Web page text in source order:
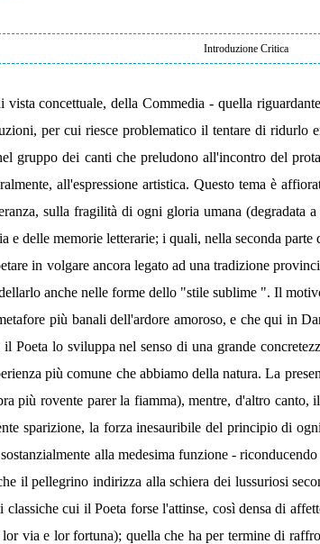
Introduzione Critica
concettuale, della Commedia - quella
per cui riesce problematico il tentare di ridurlo
gruppo dei canti che preludono all'incontro del
all'espressione artistica. Questo tema è
sulla fragilità di ogni gloria umana (degradata
delle memorie letterarie; i quali, nella seconda
in volgare ancora legato ad una tradizione
anche nelle forme dello "stile sublime ". Il
più banali dell'ardore amoroso, e che qui in
lo sviluppa nel senso di una grande
più comune che abbiamo della natura. La
rovente parer la fiamma), mentre, d'altro canto,
sparizione, la forza inesauribile del principio di
alla medesima funzione -
il pellegrino indirizza alla schiera dei lussuriosi
cui il Poeta forse l'attinse, così densa di
via e lor fortuna); quella che ha per termine di